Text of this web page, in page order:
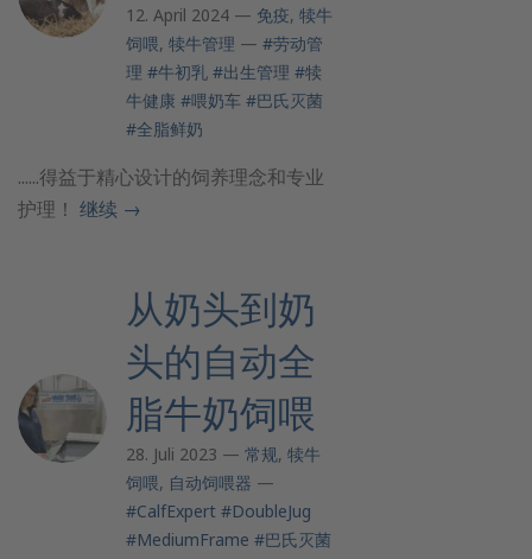
12. April 2024 — 免疫, 犊牛
饲喂, 犊牛管理 — #劳动管
理 #牛初乳 #出生管理 #犊
牛健康 #喂奶车 #巴氏灭菌
#全脂鲜奶
......得益于精心设计的饲养理念和专业
护理！ 继续 →
从奶头到奶
头的自动全
脂牛奶饲喂
28. Juli 2023 — 常规, 犊牛
饲喂, 自动饲喂器 —
#CalfExpert #DoubleJug
#MediumFrame #巴氏灭菌